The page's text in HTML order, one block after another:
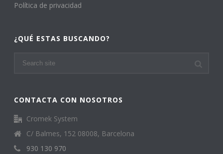
Política de privacidad
¿QUÉ ESTAS BUSCANDO?
CONTACTA CON NOSOTROS
Cromek System
C/ Balmes, 152 08008, Barcelona
930 130 970